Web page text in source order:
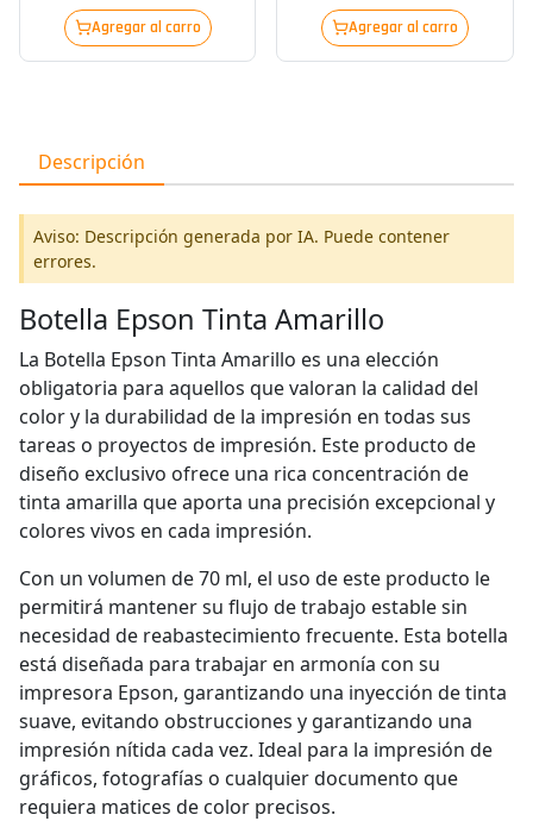
Agregar al carro Agregar al carro
Descripción
Aviso: Descripción generada por IA. Puede contener
errores.
Botella Epson Tinta Amarillo
La Botella Epson Tinta Amarillo es una elección
obligatoria para aquellos que valoran la calidad del
color y la durabilidad de la impresión en todas sus
tareas o proyectos de impresión. Este producto de
diseño exclusivo ofrece una rica concentración de
tinta amarilla que aporta una precisión excepcional y
colores vivos en cada impresión.
Con un volumen de 70 ml, el uso de este producto le
permitirá mantener su flujo de trabajo estable sin
necesidad de reabastecimiento frecuente. Esta botella
está diseñada para trabajar en armonía con su
impresora Epson, garantizando una inyección de tinta
suave, evitando obstrucciones y garantizando una
impresión nítida cada vez. Ideal para la impresión de
gráficos, fotografías o cualquier documento que
requiera matices de color precisos.